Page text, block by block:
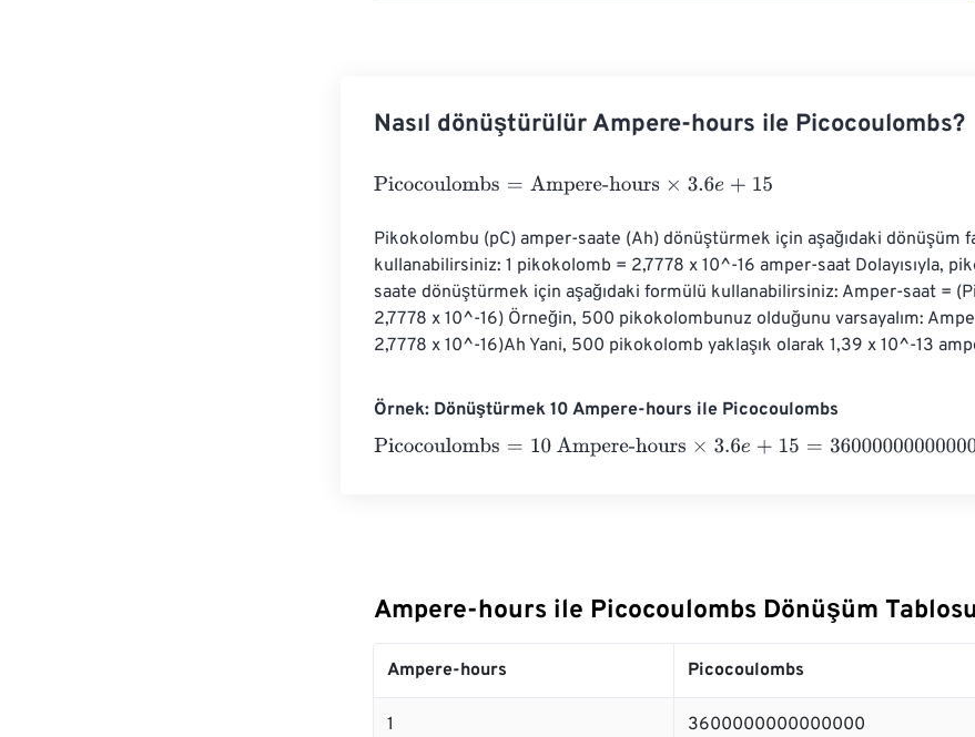
Nasıl dönüştürülür Ampere-hours ile Picocoulombs?
Picocoulombs=Ampere-hours×3.6e +15
Pikokolombu (pC) amper-saate (Ah) dönüştürmek için aşağıdaki dönüşüm
kullanabilirsiniz: 1 pikokolomb = 2,7778 x 10^-16 amper-saat Dolayısıyla,
saate dönüştürmek için aşağıdaki formülü kullanabilirsiniz: Amper-saat =
2,7778 x 10^-16) Örneğin, 500 pikokolombunuz olduğunu varsayalım:
2,7778 x 10^-16)Ah Yani, 500 pikokolomb yaklaşık olarak 1,39 x 10^-13
Örnek: Dönüştürmek 10 Ampere-hours ile Picocoulombs
Picocoulombs=10 Ampere-hours×3.6e+ 15 =36000000000000000
Ampere-hours ile Picocoulombs Dönüşüm Tablosu
Ampere-hours Picocoulombs
1 3600000000000000